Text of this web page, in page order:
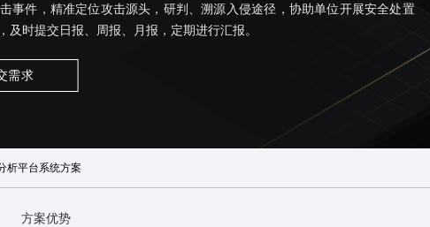
事件，精准定位攻击源头，研判、溯源入侵途径，协助单位开展安全处置
时提交日报、周报、月报，定期进行汇报。
需求
析平台系统方案
方案优势